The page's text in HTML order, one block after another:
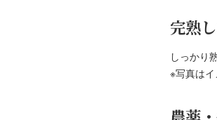
完熟
しっかり
※写真は